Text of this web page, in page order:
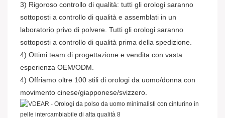
3) Rigoroso controllo di qualità: tutti gli orologi saranno
sottoposti a controllo di qualità e assemblati in un
laboratorio privo di polvere. Tutti gli orologi saranno
sottoposti a controllo di qualità prima della spedizione.
4) Ottimi team di progettazione e vendita con vasta
esperienza OEM/ODM.
4) Offriamo oltre 100 stili di orologi da uomo/donna con
movimento cinese/giapponese/svizzero.